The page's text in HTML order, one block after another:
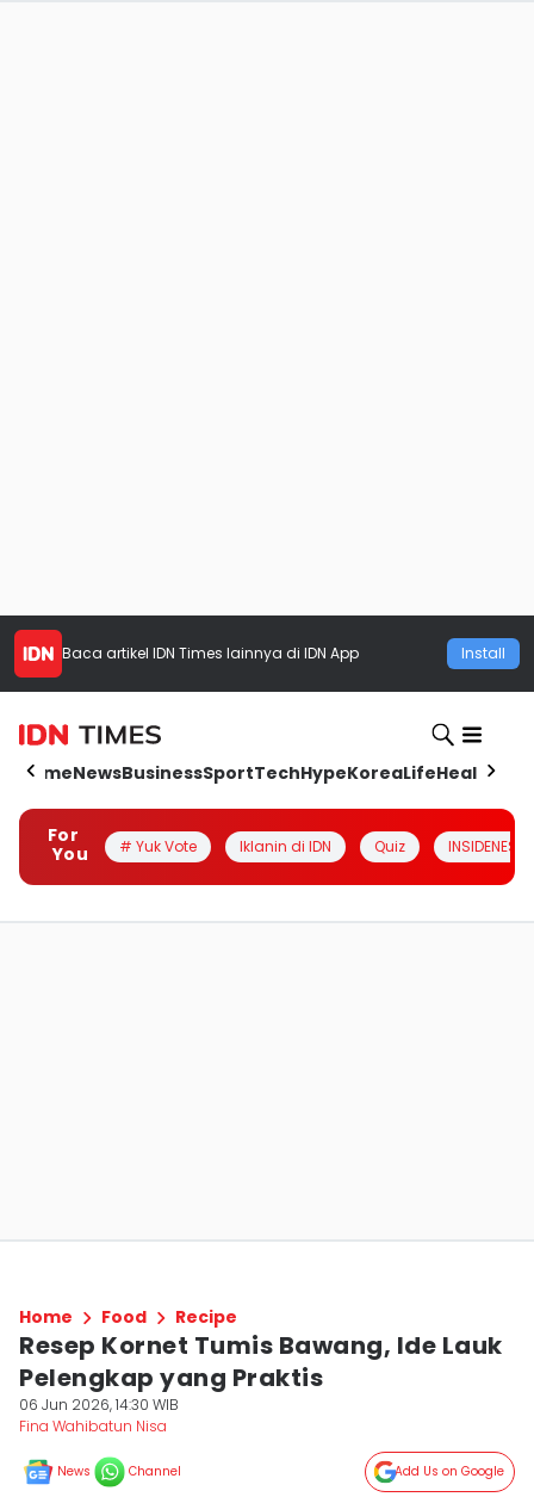
Baca artikel IDN Times lainnya di IDN App Install
HomeNewsBusinessSportTechHypeKoreaLifeHealth
For
You
# Yuk Vote Iklanin di IDN Quiz INSIDENESIA
Home Food Recipe
Resep Kornet Tumis Bawang, Ide Lauk
Pelengkap yang Praktis
06 Jun 2026, 14:30 WIB
Fina Wahibatun Nisa
News Channel Add Us on Google